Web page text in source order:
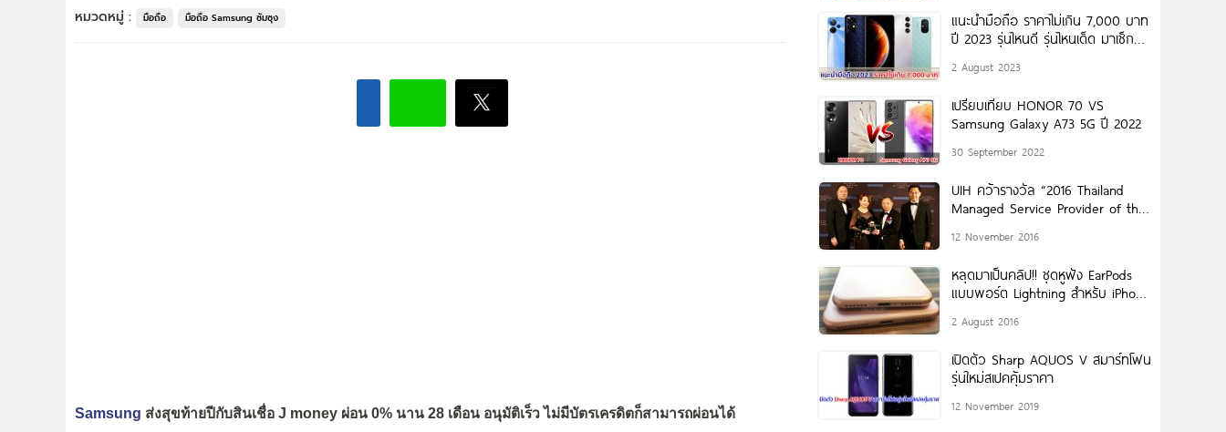
หมวดหมู่ :
มือถือ มือถือ Samsung ซัมซุง
Samsung ส่งสุขท้ายปีกับสินเชื่อ J money ผ่อน 0% นาน 28 เดือน อนุมัติเร็ว ไม่มีบัตรเครดิตก็สามารถผ่อนได้
แนะนำมือถือ ราคาไม่เกิน 7,000 บาท
ปี 2023 รุ่นไหนดี รุ่นไหนเด็ด มาเช็กกัน
2 August 2023
เปรียบเทียบ HONOR 70 VS
Samsung Galaxy A73 5G ปี 2022
30 September 2022
UIH คว้ารางวัล “2016 Thailand
Managed Service Provider of the
12 November 2016
หลุดมาเป็นคลิป!! ชุดหูฟัง EarPods
แบบพอร์ต Lightning สำหรับ iPhone
2 August 2016
เปิดตัว Sharp AQUOS V สมาร์ทโฟน
รุ่นใหม่สเปคคุ้มราคา
12 November 2019